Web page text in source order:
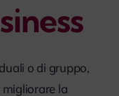
o di gruppo,
la